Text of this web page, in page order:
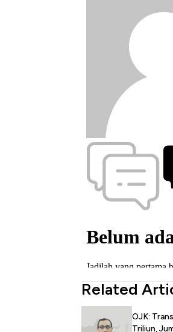
Related
OJK:
Triliun,